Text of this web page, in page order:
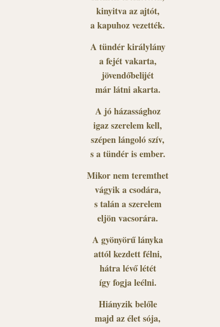
kinyitva az ajtót,
a kapuhoz vezették.
A tündér királylány
a fejét vakarta,
jövendőbelijét
már látni akarta.
A jó házassághoz
igaz szerelem kell,
szépen lángoló szív,
s a tündér is ember.
Mikor nem teremthet
vágyik a csodára,
s talán a szerelem
eljön vacsorára.
A gyönyörű lányka
attól kezdett félni,
hátra lévő létét
így fogja leélni.
Hiányzik belőle
majd az élet sója,